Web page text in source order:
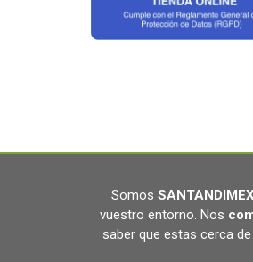
Somos SANTANDIMEX
vuestro entorno. Nos
saber que estas cerca